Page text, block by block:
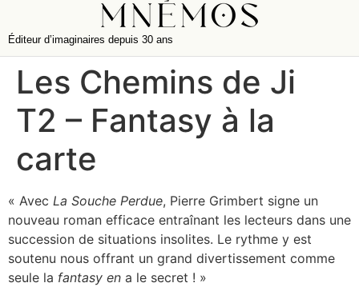
Éditeur d’imaginaires depuis 30 ans
Les Chemins de Ji
T2 – Fantasy à la
carte
« Avec La Souche Perdue, Pierre Grimbert signe un
nouveau roman efficace entraînant les lecteurs dans une
succession de situations insolites. Le rythme y est
soutenu nous offrant un grand divertissement comme
seule la fantasy en a le secret ! »